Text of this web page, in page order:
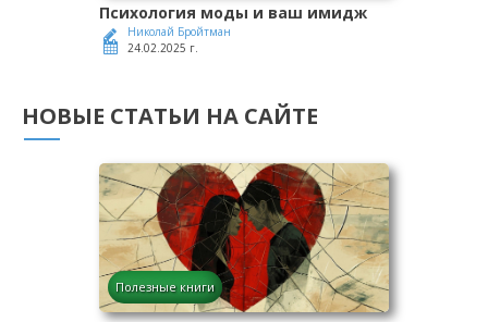
Психология моды и ваш имидж
Николай Бройтман
24.02.2025 г.
НОВЫЕ СТАТЬИ НА САЙТЕ
Полезные книги